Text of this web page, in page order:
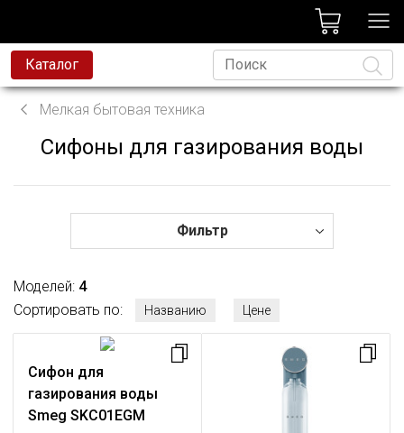
Каталог
техника
техника
и смесители
техника
Язык
Мелкая бытовая техника
Сифоны для газирования воды
Фильтр
Моделей: 4
Сортировать по:
Названию Цене
Сифон для
газирования воды
Smeg SKC01EGM